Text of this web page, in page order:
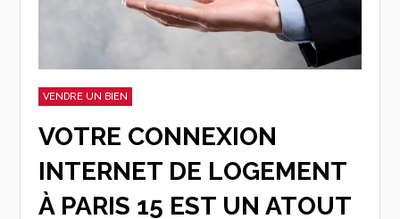
VENDRE UN BIEN
VOTRE CONNEXION
INTERNET DE LOGEMENT
À PARIS 15 EST UN ATOUT